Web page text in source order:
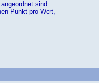
sind.
Punkt pro Wort,